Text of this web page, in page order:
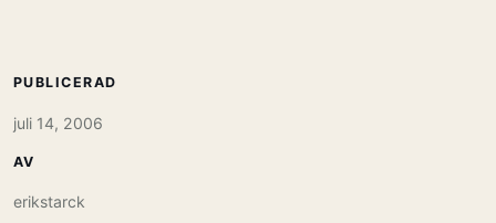
PUBLICERAD
juli 14, 2006
AV
erikstarck